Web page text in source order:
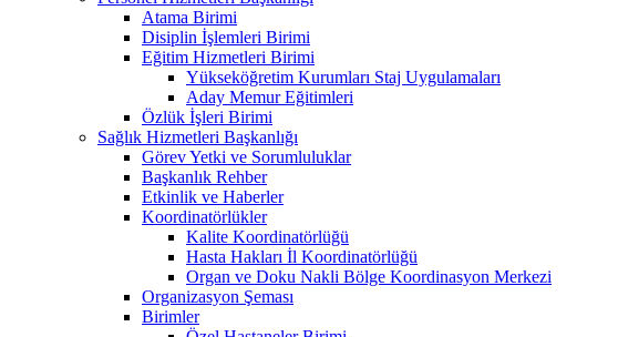
Atama Birimi
Disiplin İşlemleri Birimi
Eğitim Hizmetleri Birimi
Yükseköğretim Kurumları Staj Uygulamaları
Aday Memur Eğitimleri
Özlük İşleri Birimi
Sağlık Hizmetleri Başkanlığı
Görev Yetki ve Sorumluluklar
Başkanlık Rehber
Etkinlik ve Haberler
Koordinatörlükler
Kalite Koordinatörlüğü
Hasta Hakları İl Koordinatörlüğü
Organ ve Doku Nakli Bölge Koordinasyon Merkezi
Organizasyon Şeması
Birimler